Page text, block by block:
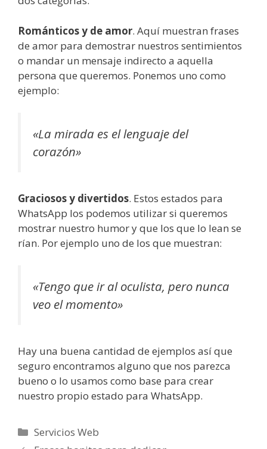
Románticos y de amor. Aquí muestran frases
de amor para demostrar nuestros sentimientos
o mandar un mensaje indirecto a aquella
persona que queremos. Ponemos uno como
ejemplo:
«La mirada es el lenguaje del
corazón»
Graciosos y divertidos. Estos estados para
WhatsApp los podemos utilizar si queremos
mostrar nuestro humor y que los que lo lean se
rían. Por ejemplo uno de los que muestran:
«Tengo que ir al oculista, pero nunca
veo el momento»
Hay una buena cantidad de ejemplos así que
seguro encontramos alguno que nos parezca
bueno o lo usamos como base para crear
nuestro propio estado para WhatsApp.
Categorías
Servicios Web